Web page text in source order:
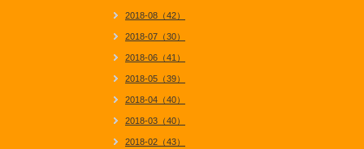
2018-08（42）
2018-07（30）
2018-06（41）
2018-05（39）
2018-04（40）
2018-03（40）
2018-02（43）